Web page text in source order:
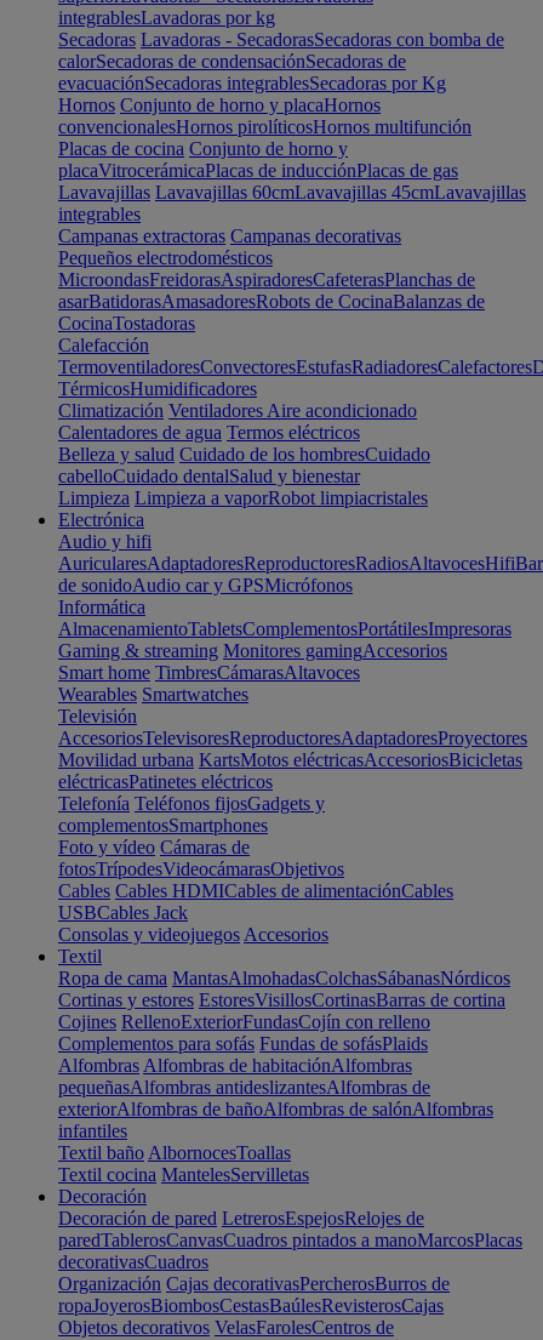
integrablesLavadoras por kg
Secadoras Lavadoras - SecadorasSecadoras con bomba de
calorSecadoras de condensaciónSecadoras de
evacuaciónSecadoras integrablesSecadoras por Kg
Hornos Conjunto de horno y placaHornos
convencionalesHornos pirolíticosHornos multifunción
Placas de cocina Conjunto de horno y
placaVitrocerámicaPlacas de inducciónPlacas de gas
Lavavajillas Lavavajillas 60cmLavavajillas 45cmLavavajillas
integrables
Campanas extractoras Campanas decorativas
Pequeños electrodomésticos
MicroondasFreidorasAspiradoresCafeterasPlanchas de
asarBatidorasAmasadoresRobots de CocinaBalanzas de
CocinaTostadoras
Calefacción
TermoventiladoresConvectoresEstufasRadiadoresCalefactores
TérmicosHumidificadores
Climatización Ventiladores Aire acondicionado
Calentadores de agua Termos eléctricos
Belleza y salud Cuidado de los hombresCuidado
cabelloCuidado dentalSalud y bienestar
Limpieza Limpieza a vaporRobot limpiacristales
Electrónica
Audio y hifi
AuricularesAdaptadoresReproductoresRadiosAltavocesHifi
de sonidoAudio car y GPSMicrófonos
Informática
AlmacenamientoTabletsComplementosPortátilesImpresoras
Gaming & streaming Monitores gamingAccesorios
Smart home TimbresCámarasAltavoces
Wearables Smartwatches
Televisión
AccesoriosTelevisoresReproductoresAdaptadoresProyectores
Movilidad urbana KartsMotos eléctricasAccesoriosBicicletas
eléctricasPatinetes eléctricos
Telefonía Teléfonos fijosGadgets y
complementosSmartphones
Foto y vídeo Cámaras de
fotosTrípodesVideocámarasObjetivos
Cables Cables HDMICables de alimentaciónCables
USBCables Jack
Consolas y videojuegos Accesorios
Textil
Ropa de cama MantasAlmohadasColchasSábanasNórdicos
Cortinas y estores EstoresVisillosCortinasBarras de cortina
Cojines RellenoExteriorFundasCojín con relleno
Complementos para sofás Fundas de sofásPlaids
Alfombras Alfombras de habitaciónAlfombras
pequeñasAlfombras antideslizantesAlfombras de
exteriorAlfombras de bañoAlfombras de salónAlfombras
infantiles
Textil baño AlbornocesToallas
Textil cocina MantelesServilletas
Decoración
Decoración de pared LetrerosEspejosRelojes de
paredTablerosCanvasCuadros pintados a manoMarcosPlacas
decorativasCuadros
Organización Cajas decorativasPercherosBurros de
ropaJoyerosBiombosCestasBaúlesRevisterosCajas
Objetos decorativos VelasFarolesCentros de